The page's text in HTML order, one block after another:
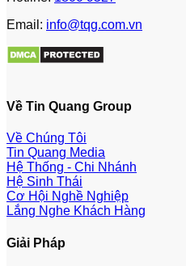
Email: info@tqg.com.vn
Về Tin Quang Group
Về Chúng Tôi
Tin Quang Media
Hệ Thống - Chi Nhánh
Hệ Sinh Thái
Cơ Hội Nghề Nghiệp
Lắng Nghe Khách Hàng
Giải Pháp